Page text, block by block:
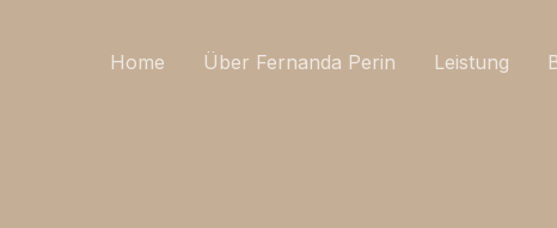
Home Über Fernanda Perin Leistung